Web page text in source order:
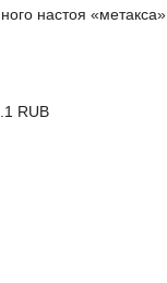
настоя «метакса».
RUB